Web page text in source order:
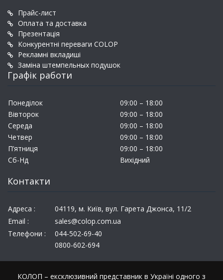
Прайс-лист
Оплата та доставка
Презентація
Конкурентні переваги COLOP
Рекламні вкладиші
Заміна штемпельных подушок
Графік работи
Понеділок
09:00 – 18:00
Вівторок
09:00 – 18:00
Середа
09:00 – 18:00
Четвер
09:00 – 18:00
П’ятниця
09:00 – 18:00
Сб-Нд
Вихідний
Контакти
Адреса :
04119, м. Київ, вул. Гарета Джонса, 11/2
Email :
sales@colop.com.ua
Телефони :
044-502-69-40
0800-602-694
КОЛОП – ексклюзивний представник в Україні одного з